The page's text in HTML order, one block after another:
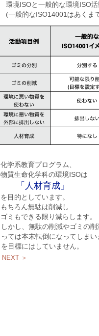
環境ISOと一般的な環境ISO
(一般的なISO14001はあくま
化学系教育プログラム、
物質生命化学科の環境ISOは
「人材育成」
を目的としています。
もちろん無駄は削減し
ゴミもできる限り減らします。
しかし、無駄の削減やゴミの
っては本末転倒になってしま
を目標にはしていません。
NEXT ＞